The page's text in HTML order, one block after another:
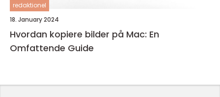
redaktionel
18. January 2024
Hvordan kopiere bilder på Mac: En
Omfattende Guide